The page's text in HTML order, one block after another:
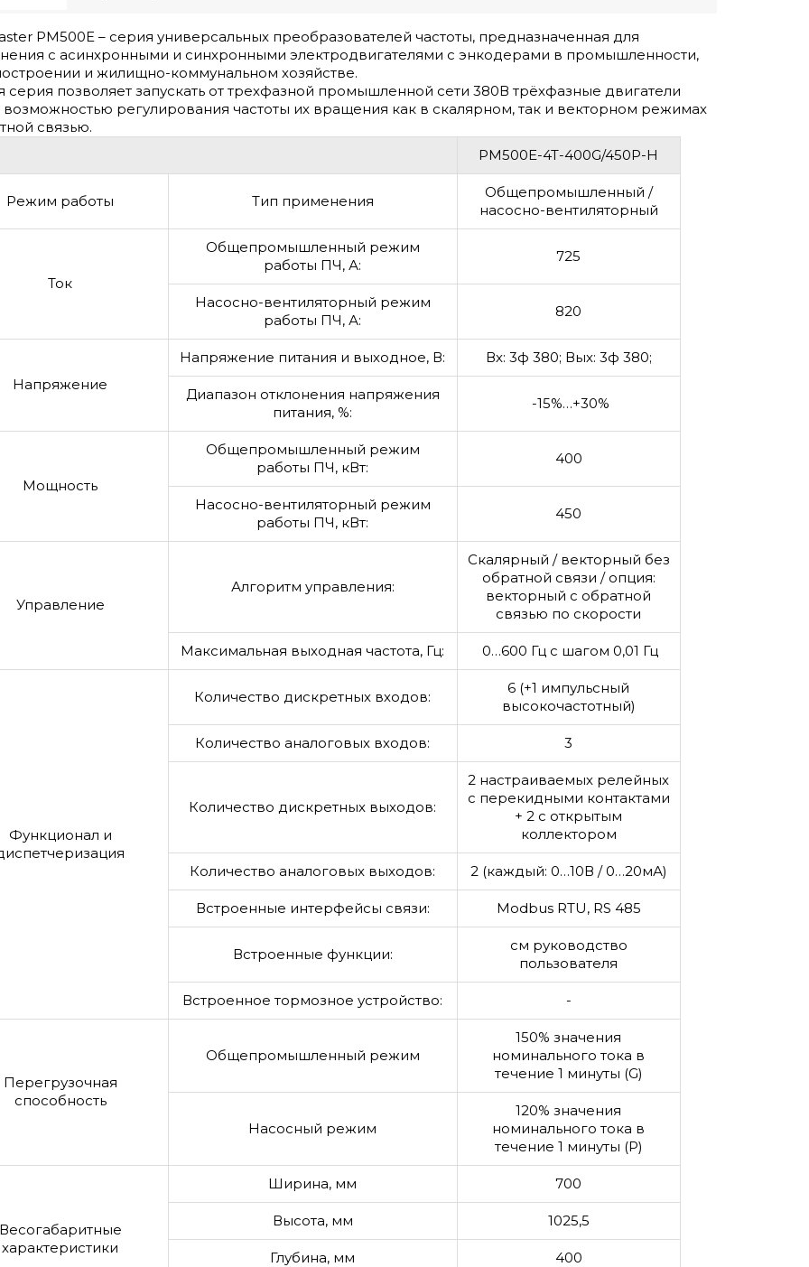
PM500E – серия универсальных преобразователей частоты, предназначенная для
с асинхронными и синхронными электродвигателями с энкодерами в промышленности,
и жилищно-коммунальном хозяйстве.
серия позволяет запускать от трехфазной промышленной сети 380В трёхфазные двигатели
регулирования частоты их вращения как в скалярном, так и векторном режимах
связью.
PM500E-4T-400G/450P-H
Режим работы Тип применения
Общепромышленный /
насосно-вентиляторный
Ток
Общепромышленный режим
работы ПЧ, А:
725
Насосно-вентиляторный режим
работы ПЧ, А:
820
Напряжение
Напряжение питания и выходное, В: Вх: 3ф 380; Вых: 3ф 380;
Диапазон отклонения напряжения
питания, %:
-15%…+30%
Мощность
Общепромышленный режим
работы ПЧ, кВт:
400
Насосно-вентиляторный режим
работы ПЧ, кВт:
450
Управление
Алгоритм управления:
Скалярный / векторный без
обратной связи / опция:
векторный с обратной
связью по скорости
Максимальная выходная частота, Гц: 0…600 Гц с шагом 0,01 Гц
Функционал и
Количество дискретных входов:
6 (+1 импульсный
высокочастотный)
Количество аналоговых входов: 3
Количество дискретных выходов:
2 настраиваемых релейных
с перекидными контактами
+ 2 с открытым
коллектором
Количество аналоговых выходов: 2 (каждый: 0…10В / 0…20мА)
Встроенные интерфейсы связи: Modbus RTU, RS 485
Встроенные функции:
см руководство
пользователя
Встроенное тормозное устройство: -
Перегрузочная
способность
Общепромышленный режим
150% значения
номинального тока в
течение 1 минуты (G)
Насосный режим
120% значения
номинального тока в
течение 1 минуты (P)
характеристики
Ширина, мм 700
Высота, мм 1025,5
Глубина, мм 400